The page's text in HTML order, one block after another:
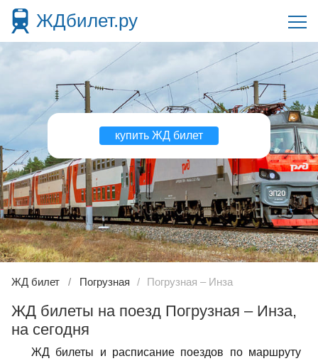
ЖДбилет.ру
купить ЖД билет
ЖД билет Погрузная Погрузная – Инза
ЖД билеты на поезд Погрузная – Инза,
на сегодня
ЖД билеты и расписание поездов по маршруту